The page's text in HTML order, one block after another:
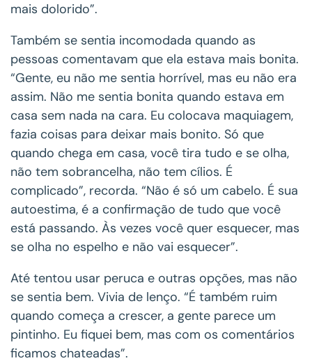
mais dolorido”.
Também se sentia incomodada quando as
pessoas comentavam que ela estava mais bonita.
“Gente, eu não me sentia horrível, mas eu não era
assim. Não me sentia bonita quando estava em
casa sem nada na cara. Eu colocava maquiagem,
fazia coisas para deixar mais bonito. Só que
quando chega em casa, você tira tudo e se olha,
não tem sobrancelha, não tem cílios. É
complicado”, recorda. “Não é só um cabelo. É sua
autoestima, é a confirmação de tudo que você
está passando. Às vezes você quer esquecer, mas
se olha no espelho e não vai esquecer”.
Até tentou usar peruca e outras opções, mas não
se sentia bem. Vivia de lenço. “É também ruim
quando começa a crescer, a gente parece um
pintinho. Eu fiquei bem, mas com os comentários
ficamos chateadas”.